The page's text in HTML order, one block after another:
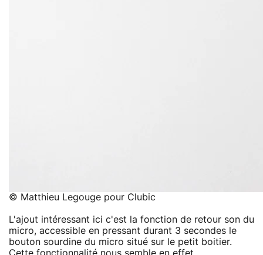
© Matthieu Legouge pour Clubic
L'ajout intéressant ici c'est la fonction de retour son du
micro, accessible en pressant durant 3 secondes le
bouton sourdine du micro situé sur le petit boitier.
Cette fonctionnalité nous semble en effet